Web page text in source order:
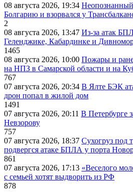
08 августа 2026, 19:34
Болгарию и взорвался у
2
08 августа 2026, 13:47 Из-за атак
Геленджике, Кабардинке и
1465
08 августа 2026, 10:00 Пожары и
на НПЗ в Самарской области и на
767
07 августа 2026, 20:34 В Ялте БЭК
дрон попал в жилой дом
1491
07 августа 2026, 20:11 В Петербурге
Невзорову
757
07 августа 2026, 18:37 Сухогруз под
подвергся атаке БПЛА у порта
861
07 августа 2026, 17:13 «Веселого
с семьей хотят выдворить из РФ
878